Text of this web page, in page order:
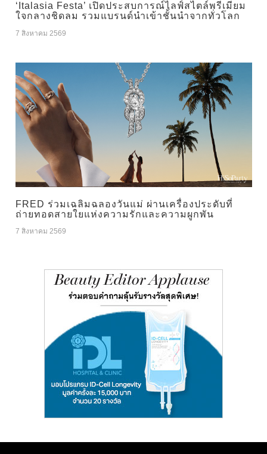
‘Italasia Festa’ เปิดประสบการณ์ไลฟ์สไตล์พรีเมียม
ใจกลางชิดลม รวมแบรนด์นำเข้าชั้นนำจากทั่วโลก
7 สิงหาคม 2569
FRED ร่วมเฉลิมฉลองวันแม่ ผ่านเครื่องประดับที่
ถ่ายทอดสายใยแห่งความรักและความผูกพัน
7 สิงหาคม 2569